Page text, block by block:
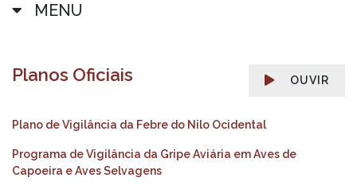
MENU
OUVIR
Planos Oficiais
Plano de Vigilância da Febre do Nilo Ocidental
Programa de Vigilância da Gripe Aviária em Aves de
Capoeira e Aves Selvagens